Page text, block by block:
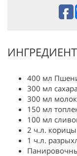
400 мл
300 мл
300 мл
150 мл
100 мл
2 ч.л. корицы
1 ч.л.